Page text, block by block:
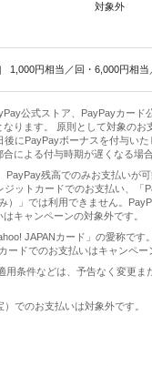
対象外
1,000円相当／回・6,000円相当
公式ストア、PayPayカード
ります。 原則として対象のお
後にPayPayボーナスを付与い
による付与時期が遅くなる場
残高でのみお支払いが可
ットカードでのお支払い、「
）」では利用できません。
キャンペーンの対象外です。
JAPANカード」の愛称です
ードでのお支払いはキャンペー
条件などは、予告なく変更ま
でのお支払いは対象外です。